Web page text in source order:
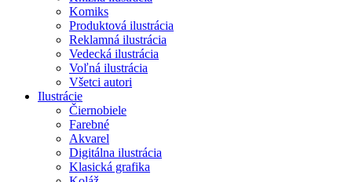
Komiks
Produktová ilustrácia
Reklamná ilustrácia
Vedecká ilustrácia
Voľná ilustrácia
Všetci autori
Ilustrácie
Čiernobiele
Farebné
Akvarel
Digitálna ilustrácia
Klasická grafika